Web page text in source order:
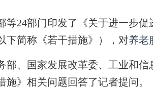
24部门印发了《关于进一步促
下简称《若干措施》），对养老
、国家发展改革委、工业和信
施》相关问题回答了记者提问。